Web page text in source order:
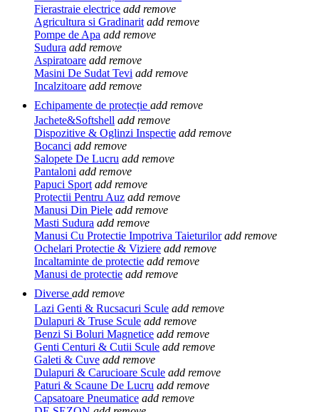
Fierastraie electrice add remove
Agricultura si Gradinarit add remove
Pompe de Apa add remove
Sudura add remove
Aspiratoare add remove
Masini De Sudat Tevi add remove
Incalzitoare add remove
Echipamente de protecție add remove
Jachete&Softshell add remove
Dispozitive & Oglinzi Inspectie add remove
Bocanci add remove
Salopete De Lucru add remove
Pantaloni add remove
Papuci Sport add remove
Protectii Pentru Auz add remove
Manusi Din Piele add remove
Masti Sudura add remove
Manusi Cu Protectie Impotriva Taieturilor add remove
Ochelari Protectie & Viziere add remove
Incaltaminte de protectie add remove
Manusi de protectie add remove
Diverse add remove
Lazi Genti & Rucsacuri Scule add remove
Dulapuri & Truse Scule add remove
Benzi Si Boluri Magnetice add remove
Genti Centuri & Cutii Scule add remove
Galeti & Cuve add remove
Dulapuri & Carucioare Scule add remove
Paturi & Scaune De Lucru add remove
Capsatoare Pneumatice add remove